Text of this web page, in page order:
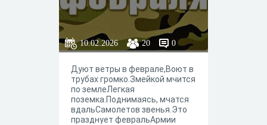
10.02.2026 20 0
Дуют ветры в феврале,Воют в
трубах громко.Змейкой мчится
по землеЛегкая
поземка.Поднимаясь, мчатся
вдальСамолетов звенья.Это
празднует февральАрмии